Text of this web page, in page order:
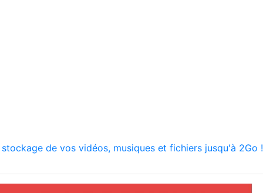
de vos vidéos, musiques et fichiers jusqu'à 2Go !